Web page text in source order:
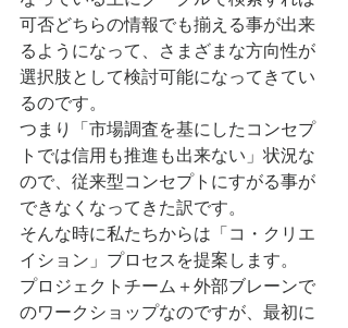
可否どちらの情報でも揃える事が出来
るようになって、さまざまな方向性が
選択肢として検討可能になってきてい
るのです。
つまり「市場調査を基にしたコンセプ
トでは信用も推進も出来ない」状況な
ので、従来型コンセプトにすがる事が
できなくなってきた訳です。
そんな時に私たちからは「コ・クリエ
イション」プロセスを提案します。
プロジェクトチーム＋外部ブレーンで
のワークショップなのですが、最初に